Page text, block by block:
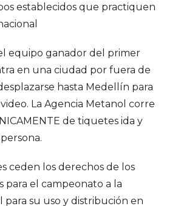
establecidos que practiquen
equipo ganador del primer
en una ciudad por fuera de
hasta Medellín para
La Agencia Metanol corre
de tiquetes ida y
ceden los derechos de los
para el campeonato a la
para su uso y distribución en